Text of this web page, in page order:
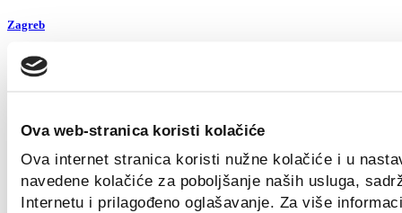
Ova web-stranica koristi kolačiće
Ova internet stranica koristi nužne kolačiće i u
navedene kolačiće za poboljšanje naših usluga,
Internetu i prilagođeno oglašavanje. Za više
Zagreb
Field Sales Representative (Welding) m/f
Croatia